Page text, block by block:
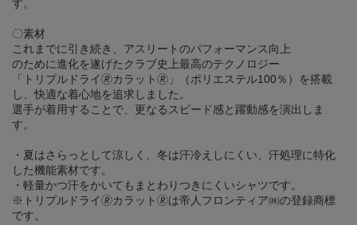
す。
〇素材
これまでに引き続き、アスリートのパフォーマンス向上
のために進化を遂げたクラブ史上最高のテクノロジー
「トリプルドライ🄬カラット🄬」（ポリエステル100％）を搭載
し、快適な着心地を追求しました。
選手が着用することで、更なるスピード感と躍動感を演出しま
す。
・夏はさらっとして涼しく、冬は汗冷えしにくい、汗処理に特化
した機能素材です。
・軽量かつ汗をかいてもまとわりつきにくいシャツです。
※トリプルドライ🄬カラット🄬は帝人フロンティア㈱の登録商標
です。